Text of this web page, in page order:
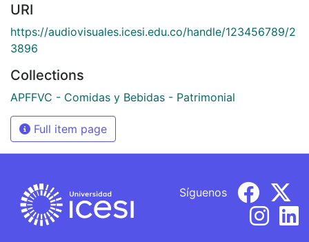
URI
https://audiovisuales.icesi.edu.co/handle/123456789/2
3896
Collections
APFFVC - Comidas y Bebidas - Patrimonial
Full item page
Síguenos